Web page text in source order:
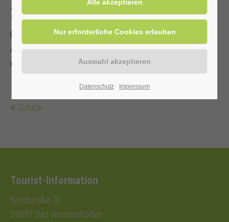
zwischendurch Einkehr. Ende ca. 18.00 Uhr, Jeder
Teilnehmer sorgt für ein verkehrssicheres
Fahrrad mit Ersatzschlauch, Schloss und Werkzeug.
Angepasste Kleidung, Regenschutz
und Fahrradhelm werden empfohlen.
Zurück
Tourist-Information
Nordstraße 2b
59597 Bad Westernkotten
Datenschutz Impressum